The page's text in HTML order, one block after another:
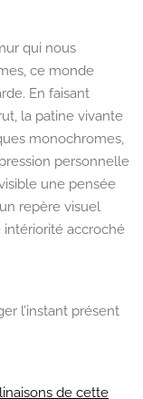
qui nous
ce monde
En faisant
la patine vivante
monochromes,
personnelle
une pensée
repère visuel
accroché
l’instant présent
de cette